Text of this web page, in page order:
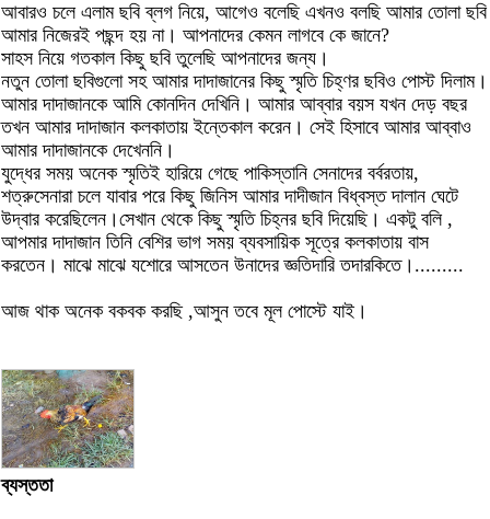
আবারও চলে এলাম ছবি ব্লগ নিয়ে, আগেও বলেছি এখনও বলছি আমার তোলা ছবি
আমার নিজেরই পছন্দ হয় না। আপনাদের কেমন লাগবে কে জানে?
সাহস নিয়ে গতকাল কিছু ছবি তুলেছি আপনাদের জন্য।
নতুন তোলা ছবিগুলো সহ আমার দাদাজানের কিছু স্মৃতি চিহ্ণর ছবিও পোস্ট দিলাম।
আমার দাদাজানকে আমি কোনদিন দেখিনি। আমার আব্বার বয়স যখন দেড় বছর
তখন আমার দাদাজান কলকাতায় ইন্তেকাল করেন। সেই হিসাবে আমার আব্বাও
আমার দাদাজানকে দেখেননি।
যুদ্ধের সময় অনেক স্মৃতিই হারিয়ে গেছে পাকিস্তানি সেনাদের বর্বরতায়,
শত্রুসেনারা চলে যাবার পরে কিছু জিনিস আমার দাদীজান বিধ্বস্ত দালান ঘেটে
উদ্বার করেছিলেন।সেখান থেকে কিছু স্মৃতি চিহ্নর ছবি দিয়েছি। একটু বলি ,
আপমার দাদাজান তিনি বেশির ভাগ সময় ব্যবসায়িক সূত্রে কলকাতায় বাস
করতেন। মাঝে মাঝে যশোরে আসতেন উনাদের জ্ঞতিদারি তদারকিতে।.........
আজ থাক অনেক বকবক করছি ,আসুন তবে মূল পোস্টে যাই।
ব্যস্ততা